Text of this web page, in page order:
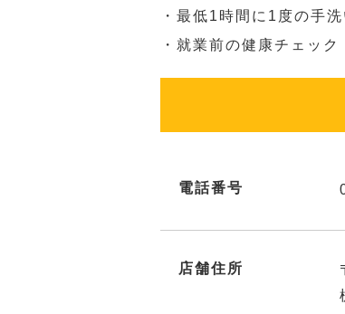
・最低1時間に1度の手
・就業前の健康チェッ
電話番号
店舗住所